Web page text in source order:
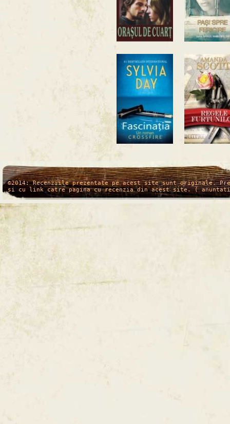
/* */
©2014: Recenziile prezentate pe acest site sunt originale.
si cu link catre pagina cu recenzia din acest site. (